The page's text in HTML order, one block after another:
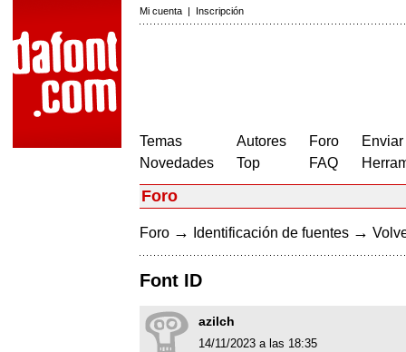
Mi cuenta | Inscripción
Temas
Novedades
Autores
Top
Foro
FAQ
Foro
Foro → Identificación de fuentes →
Font ID
azilch
14/11/2023 a las 18:35